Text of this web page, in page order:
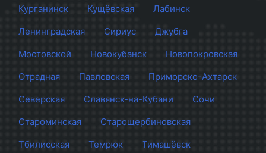
Курганинск
Кущёвская
Лабинск
Ленинградская
Сириус
Джубга
Мостовской
Новокубанск
Новопокровская
Отрадная
Павловская
Приморско-Ахтарск
Северская
Славянск-на-Кубани
Сочи
Староминская
Старощербиновская
Тбилисская
Темрюк Тимашёвск